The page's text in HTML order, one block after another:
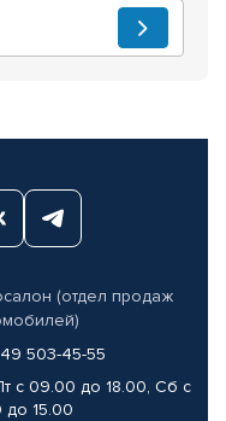
(отдел продаж
503-45-55
с 09.00 до 18.00, Сб с
до 15.00